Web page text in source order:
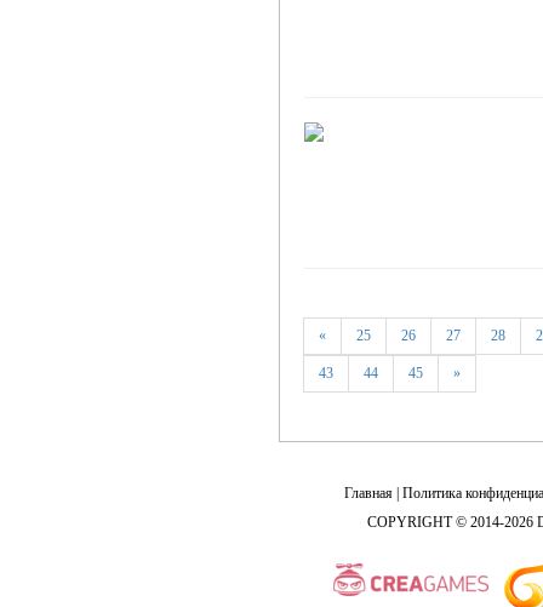
« 25 26 27 28
43 44 45 »
Главная Политика
COPYRIGHT © 2014-2026